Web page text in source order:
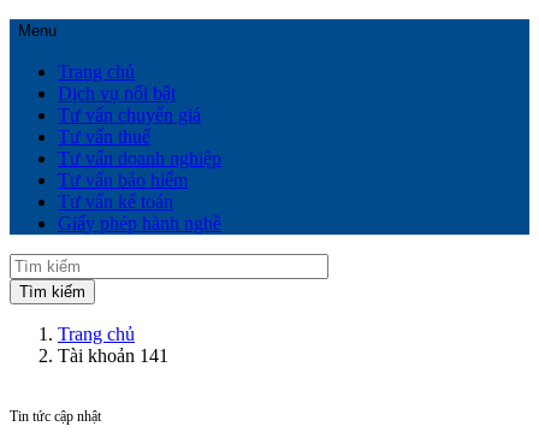
Menu
Trang chủ
Dịch vụ nổi bật
Tư vấn chuyển giá
Tư vấn thuế
Tư vấn doanh nghiệp
Tư vấn bảo hiểm
Tư vấn kế toán
Giấy phép hành nghề
Trang chủ
Tài khoản 141
Tin tức cập nhật